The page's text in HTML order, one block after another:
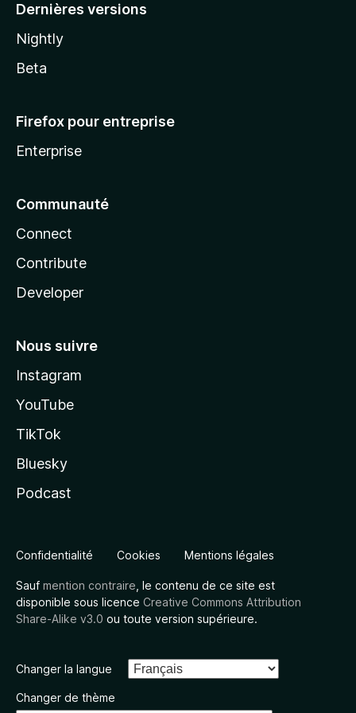
Dernières versions
Nightly
Beta
Firefox pour entreprise
Enterprise
Communauté
Connect
Contribute
Developer
Nous suivre
Instagram
YouTube
TikTok
Bluesky
Podcast
Confidentialité Cookies Mentions légales
Sauf mention contraire , le contenu de ce site est
disponible sous licence Creative Commons Attribution
Share-Alike v3.0 ou toute version supérieure.
Changer la langue
Changer de thème